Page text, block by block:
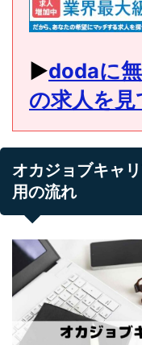
▶︎dodaに
の求人を見
オカジョブキャ
用の流れ